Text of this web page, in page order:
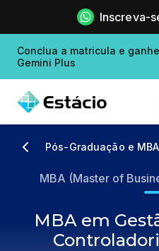
Inscreva-
Conclua a matricula e
Gemini Plus
Pós-Graduação e MBA
MBA (Master of
MBA em